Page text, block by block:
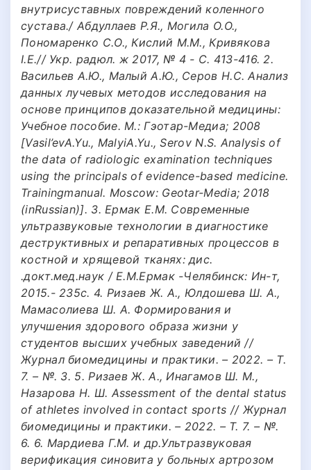
внутрисуставных повреждений коленного
сустава./ Абдуллаев Р.Я., Могила О.О.,
Пономаренко С.О., Кислий М.М., Кривякова
I.E.// Укр. радюл. ж 2017, № 4 - С. 413-416. 2.
Васильев А.Ю., Малый А.Ю., Серов H.C. Анализ
данных лучевых методов исследования на
основе принципов доказательной медицины:
Учебное пособие. М.: Гэотар-Медиа; 2008
[Vasil’evA.Yu., MalyiA.Yu., Serov N.S. Analysis of
the data of radiologic examination techniques
using the principals of evidence-based medicine.
Trainingmanual. Moscow: Geotar-Media; 2018
(inRussian)]. 3. Ермак Е.М. Современные
ультразвуковые технологии в диагностике
деструктивных и репаративных процессов в
костной и хрящевой тканях: дис.
.докт.мед.наук / Е.М.Ермак -Челябинск: Ин-т,
2015.- 235с. 4. Ризаев Ж. А., Юлдошева Ш. А.,
Мамасолиева Ш. А. Формирования и
улучшения здорового образа жизни у
студентов высших учебных заведений //
Журнал биомедицины и практики. – 2022. – Т.
7. – №. 3. 5. Ризаев Ж. А., Инагамов Ш. М.,
Назарова Н. Ш. Assessment of the dental status
of athletes involved in contact sports // Журнал
биомедицины и практики. – 2022. – Т. 7. – №.
6. 6. Мардиева Г.М. и др.Ультразвуковая
верификация синовита у больных артрозом